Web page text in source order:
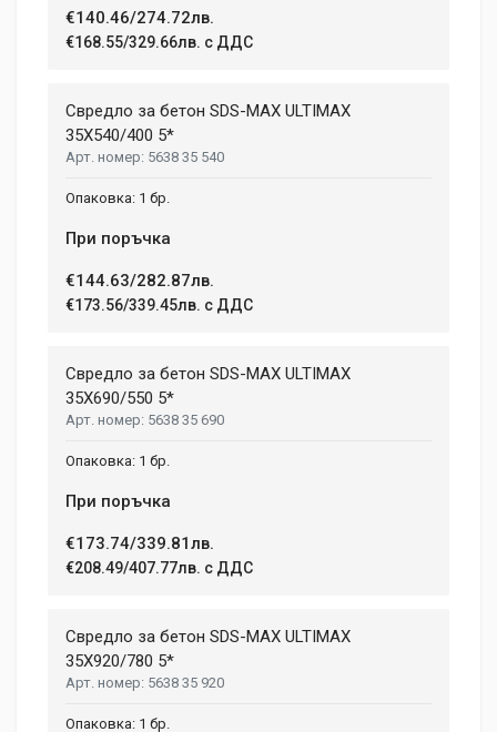
€140.46/274.72лв.
€168.55/329.66лв. с ДДС
Свредло за бетон SDS-MAX ULTIMAX
35X540/400 5*
5638 35 540
1 бр.
При поръчка
€144.63/282.87лв.
€173.56/339.45лв. с ДДС
Свредло за бетон SDS-MAX ULTIMAX
35X690/550 5*
5638 35 690
1 бр.
При поръчка
€173.74/339.81лв.
€208.49/407.77лв. с ДДС
Свредло за бетон SDS-MAX ULTIMAX
35X920/780 5*
5638 35 920
1 бр.